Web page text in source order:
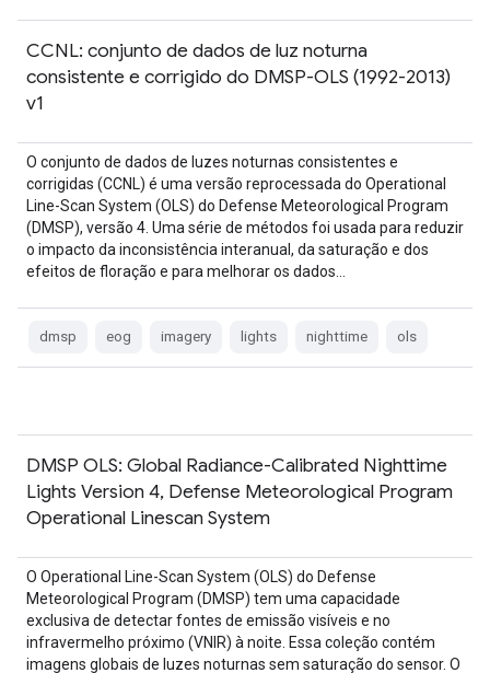
CCNL: conjunto de dados de luz noturna
consistente e corrigido do DMSP-OLS (1992-2013)
v1
O conjunto de dados de luzes noturnas consistentes e
corrigidas (CCNL) é uma versão reprocessada do Operational
Line-Scan System (OLS) do Defense Meteorological Program
(DMSP), versão 4. Uma série de métodos foi usada para reduzir
o impacto da inconsistência interanual, da saturação e dos
efeitos de floração e para melhorar os dados…
dmsp eog imagery lights nighttime ols
DMSP OLS: Global Radiance-Calibrated Nighttime
Lights Version 4, Defense Meteorological Program
Operational Linescan System
O Operational Line-Scan System (OLS) do Defense
Meteorological Program (DMSP) tem uma capacidade
exclusiva de detectar fontes de emissão visíveis e no
infravermelho próximo (VNIR) à noite. Essa coleção contém
imagens globais de luzes noturnas sem saturação do sensor. O